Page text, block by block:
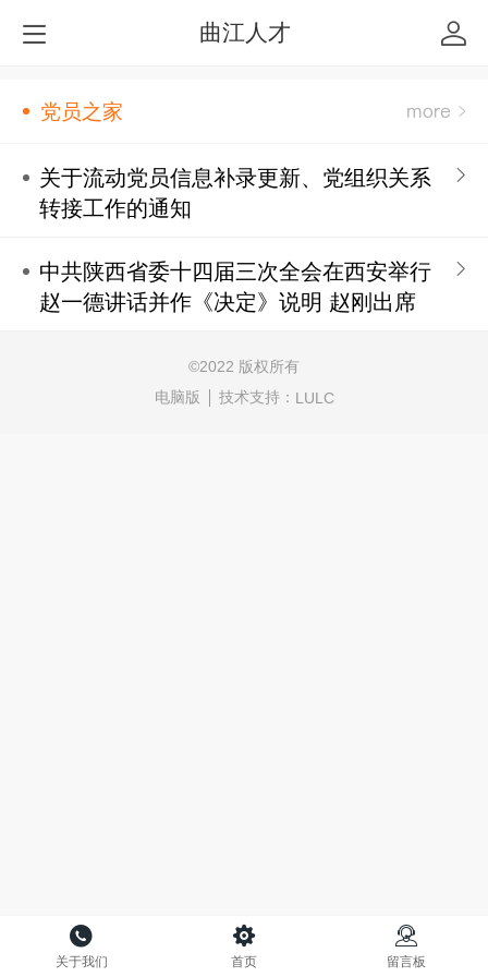
曲江人才
党员之家
关于流动党员信息补录更新、党组织关系
转接工作的通知
中共陕西省委十四届三次全会在西安举行
赵一德讲话并作《决定》说明 赵刚出席
©2022 版权所有
电脑版
技术支持： LULC
关于我们 首页 留言板